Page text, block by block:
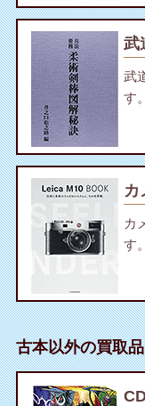
武
武
す。
カ
カ
す。
古本以外の買取